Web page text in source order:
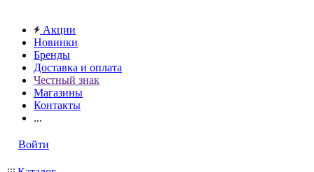
Акции
Новинки
Бренды
Доставка и оплата
Честный знак
Магазины
Контакты
...
Войти